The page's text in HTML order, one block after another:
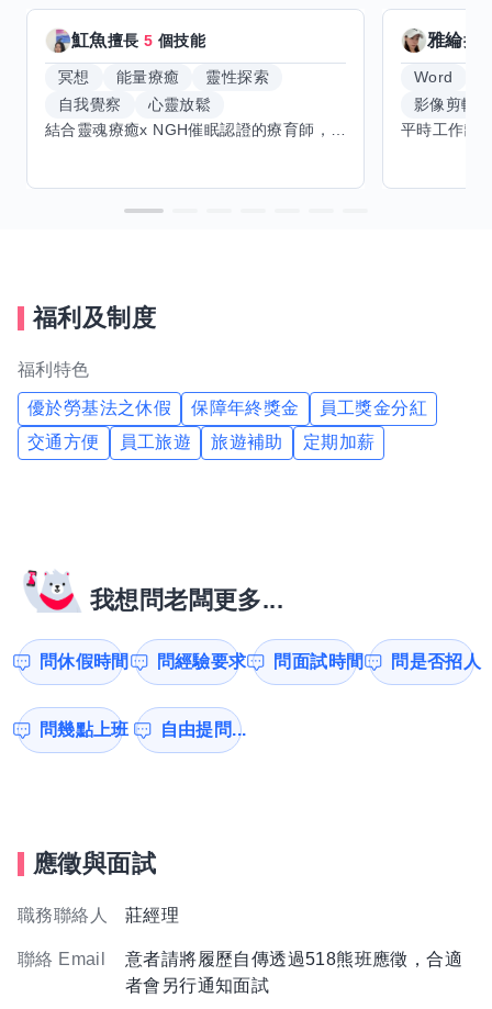
魟魚擅長5 個技能
冥想 能量療癒
靈性探索
自我覺察
心靈放鬆
雅綸擅
Word
影像剪輯
福利及制度
福利特色
優於勞基法之休假 保障年終獎金
員工獎金分紅
交通方便
員工旅遊 旅遊補助 定期加薪
我想問老闆更多...
問休假時間 問經驗要求 問面試時間 問是否招人
問幾點上班 自由提問...
應徵與面試
職務聯絡人 莊經理
聯絡 Email
意者請將履歷自傳透過518熊班應徵，合適
者會另行通知面試